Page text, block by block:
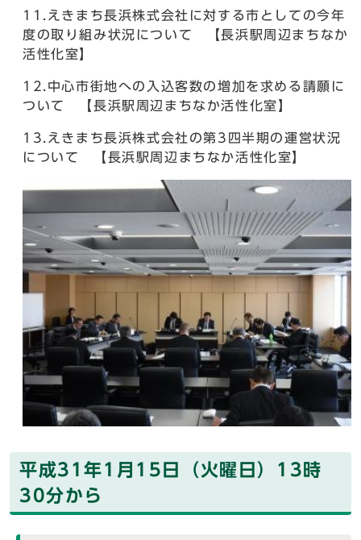
11.えきまち長浜株式会社に対する市としての今年
度の取り組み状況について 【長浜駅周辺まちなか
活性化室】
12.中心市街地への入込客数の増加を求める請願に
ついて 【長浜駅周辺まちなか活性化室】
13.えきまち長浜株式会社の第3四半期の運営状況
について 【長浜駅周辺まちなか活性化室】
平成31年1月15日（火曜日）13時
30分から